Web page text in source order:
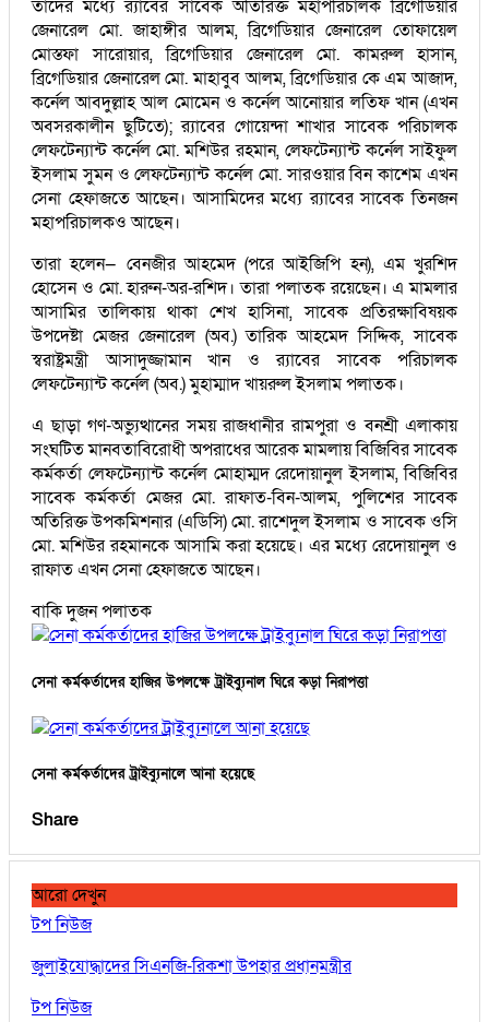
তাদের মধ্যে র‍্যাবের সাবেক অতিরিক্ত মহাপরিচালক ব্রিগেডিয়ার
জেনারেল মো. জাহাঙ্গীর আলম, ব্রিগেডিয়ার জেনারেল তোফায়েল
মোস্তফা সারোয়ার, ব্রিগেডিয়ার জেনারেল মো. কামরুল হাসান,
ব্রিগেডিয়ার জেনারেল মো. মাহাবুব আলম, ব্রিগেডিয়ার কে এম আজাদ,
কর্নেল আবদুল্লাহ আল মোমেন ও কর্নেল আনোয়ার লতিফ খান (এখন
অবসরকালীন ছুটিতে); র‍্যাবের গোয়েন্দা শাখার সাবেক পরিচালক
লেফটেন্যান্ট কর্নেল মো. মশিউর রহমান, লেফটেন্যান্ট কর্নেল সাইফুল
ইসলাম সুমন ও লেফটেন্যান্ট কর্নেল মো. সারওয়ার বিন কাশেম এখন
সেনা হেফাজতে আছেন। আসামিদের মধ্যে র‍্যাবের সাবেক তিনজন
মহাপরিচালকও আছেন।
তারা হলেন— বেনজীর আহমেদ (পরে আইজিপি হন), এম খুরশিদ
হোসেন ও মো. হারুন-অর-রশিদ। তারা পলাতক রয়েছেন। এ মামলার
আসামির তালিকায় থাকা শেখ হাসিনা, সাবেক প্রতিরক্ষাবিষয়ক
উপদেষ্টা মেজর জেনারেল (অব.) তারিক আহমেদ সিদ্দিক, সাবেক
স্বরাষ্ট্রমন্ত্রী আসাদুজ্জামান খান ও র‍্যাবের সাবেক পরিচালক
লেফটেন্যান্ট কর্নেল (অব.) মুহাম্মাদ খায়রুল ইসলাম পলাতক।
এ ছাড়া গণ-অভ্যুত্থানের সময় রাজধানীর রামপুরা ও বনশ্রী এলাকায়
সংঘটিত মানবতাবিরোধী অপরাধের আরেক মামলায় বিজিবির সাবেক
কর্মকর্তা লেফটেন্যান্ট কর্নেল মোহাম্মদ রেদোয়ানুল ইসলাম, বিজিবির
সাবেক কর্মকর্তা মেজর মো. রাফাত-বিন-আলম, পুলিশের সাবেক
অতিরিক্ত উপকমিশনার (এডিসি) মো. রাশেদুল ইসলাম ও সাবেক ওসি
মো. মশিউর রহমানকে আসামি করা হয়েছে। এর মধ্যে রেদোয়ানুল ও
রাফাত এখন সেনা হেফাজতে আছেন।
বাকি দুজন পলাতক
সেনা কর্মকর্তাদের হাজির উপলক্ষে ট্রাইব্যুনাল ঘিরে কড়া নিরাপত্তা
সেনা কর্মকর্তাদের ট্রাইব্যুনালে আনা হয়েছে
Share
আরো দেখুন
টপ নিউজ
জুলাইযোদ্ধাদের সিএনজি-রিকশা উপহার প্রধানমন্ত্রীর
টপ নিউজ